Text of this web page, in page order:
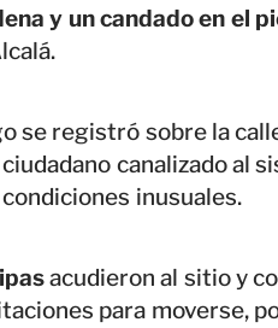
y un candado en el
se registró sobre la
canalizado al
inusuales.
acudieron al sitio y
para moverse,